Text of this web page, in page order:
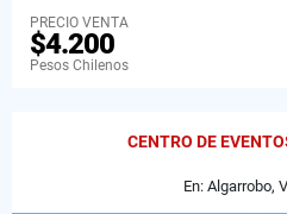
PRECIO VENTA
$4.200
Pesos Chilenos
CENTRO DE
En: Algarrobo,